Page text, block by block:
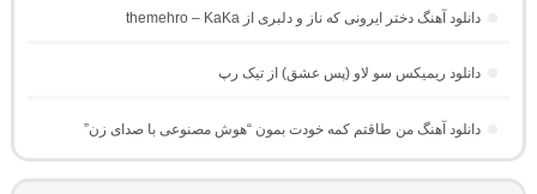
دانلود آهنگ دختر ایرونی که ناز و دلبری از themehro – KaKa
دانلود ریمیکس سو لاو (پس عشق) از تیک رپ
دانلود آهنگ من طاقتم کمه خودت بمون “هوش مصنوعی با صدای زن”